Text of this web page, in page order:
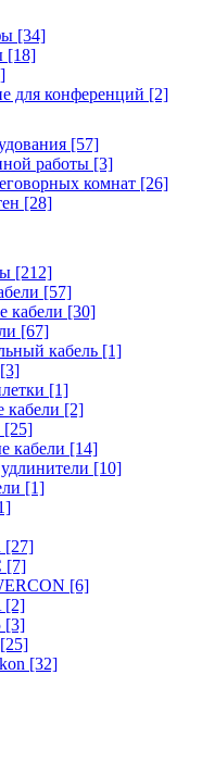
[34]
[18]
для конференций [2]
[57]
работы [3]
комнат [26]
[28]
[212]
[57]
кабели [30]
[67]
кабель [1]
[3]
[1]
кабели [2]
[25]
кабели [14]
[10]
[1]
[27]
[7]
[6]
[2]
[3]
[25]
[32]